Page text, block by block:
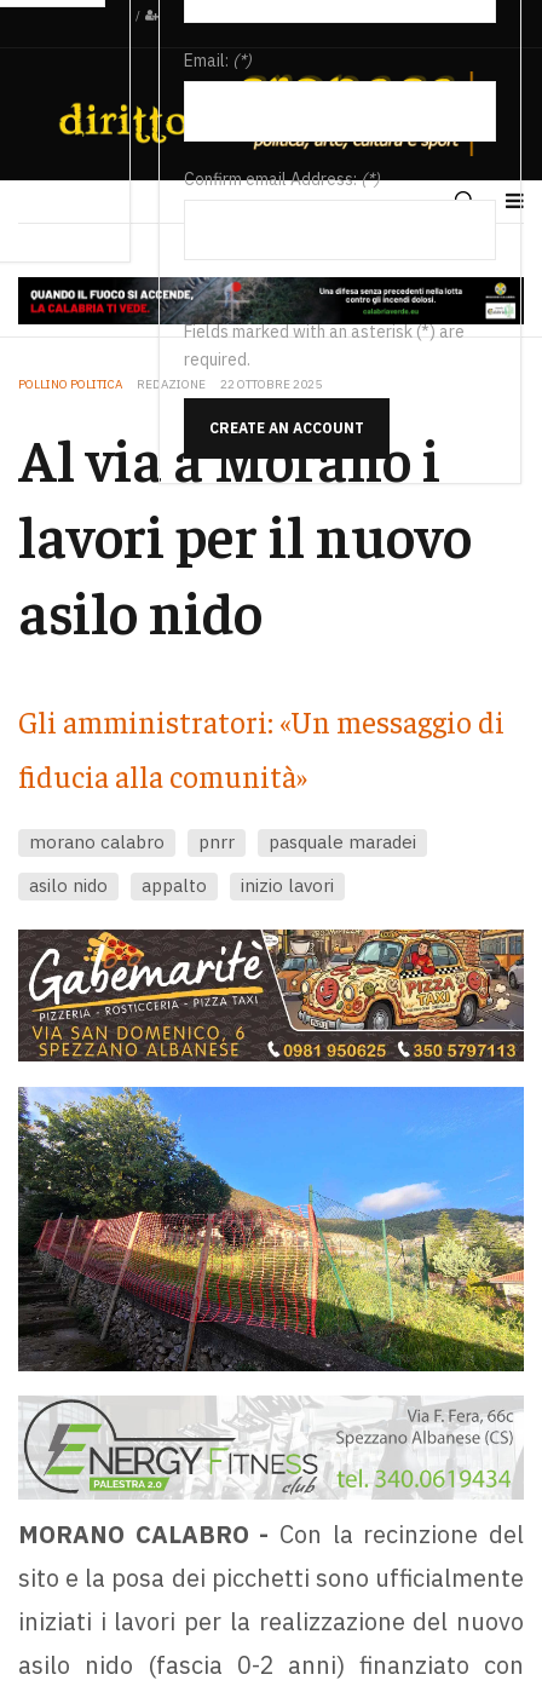
/
Email: (*)
Confirm email Address:(*)
Fields marked with an asterisk (*) are
required.
CREATE AN ACCOUNT
POLLINO POLITICA REDAZIONE 22 OTTOBRE 2025
Al via a Morano i
lavori per il nuovo
asilo nido
Gli amministratori: «Un messaggio di
fiducia alla comunità»
morano calabro pnrr
pasquale maradei
asilo nido
appalto inizio lavori
MORANO CALABRO - Con la recinzione del
sito e la posa dei picchetti sono ufficialmente
iniziati i lavori per la realizzazione del nuovo
asilo nido (fascia 0-2 anni) finanziato con